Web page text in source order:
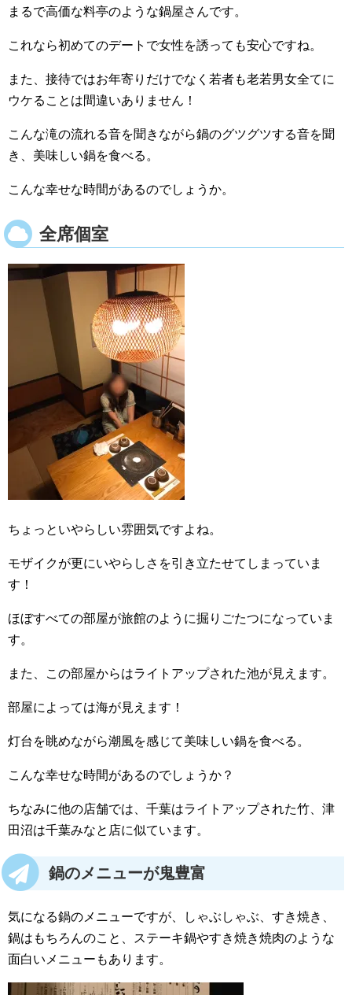
まるで高価な料亭のような鍋屋さんです。
これなら初めてのデートで女性を誘っても安心ですね。
また、接待ではお年寄りだけでなく若者も老若男女全てに
ウケることは間違いありません！
こんな滝の流れる音を聞きながら鍋のグツグツする音を聞
き、美味しい鍋を食べる。
こんな幸せな時間があるのでしょうか。
全席個室
ちょっといやらしい雰囲気ですよね。
モザイクが更にいやらしさを引き立たせてしまっていま
す！
ほぼすべての部屋が旅館のように掘りごたつになっていま
す。
また、この部屋からはライトアップされた池が見えます。
部屋によっては海が見えます！
灯台を眺めながら潮風を感じて美味しい鍋を食べる。
こんな幸せな時間があるのでしょうか？
ちなみに他の店舗では、千葉はライトアップされた竹、津
田沼は千葉みなと店に似ています。
鍋のメニューが鬼豊富
気になる鍋のメニューですが、しゃぶしゃぶ、すき焼き、
鍋はもちろんのこと、ステーキ鍋やすき焼き焼肉のような
面白いメニューもあります。